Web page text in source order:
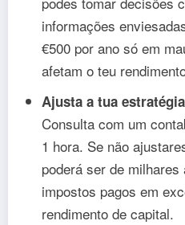
informações
€500 por ano só em
afetam o teu
Ajusta a tua
Consulta com um
1 hora. Se não
poderá ser de
impostos pagos em
rendimento de capital.